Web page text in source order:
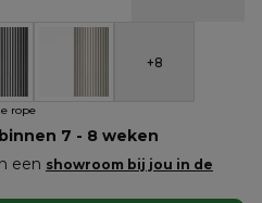
en beige verticaal geweven
aluminium en zwart verticaal
Wit aluminium en beige
+8
rope
binnen 7 - 8 weken
een showroom bij jou in de